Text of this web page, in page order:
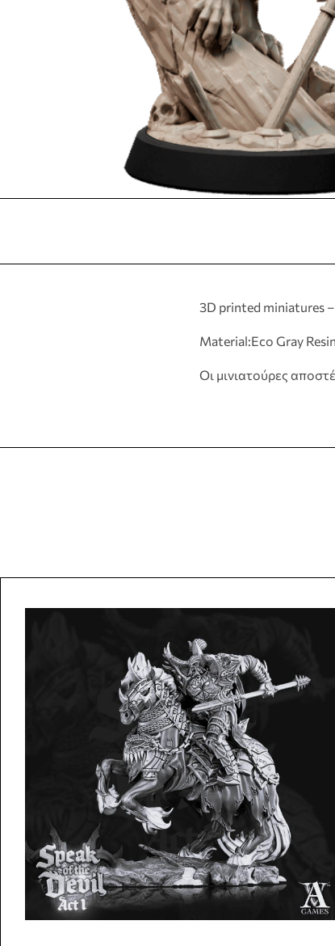
3D printed miniatures
Material:Eco Gray Resin
Οι μινιατούρες